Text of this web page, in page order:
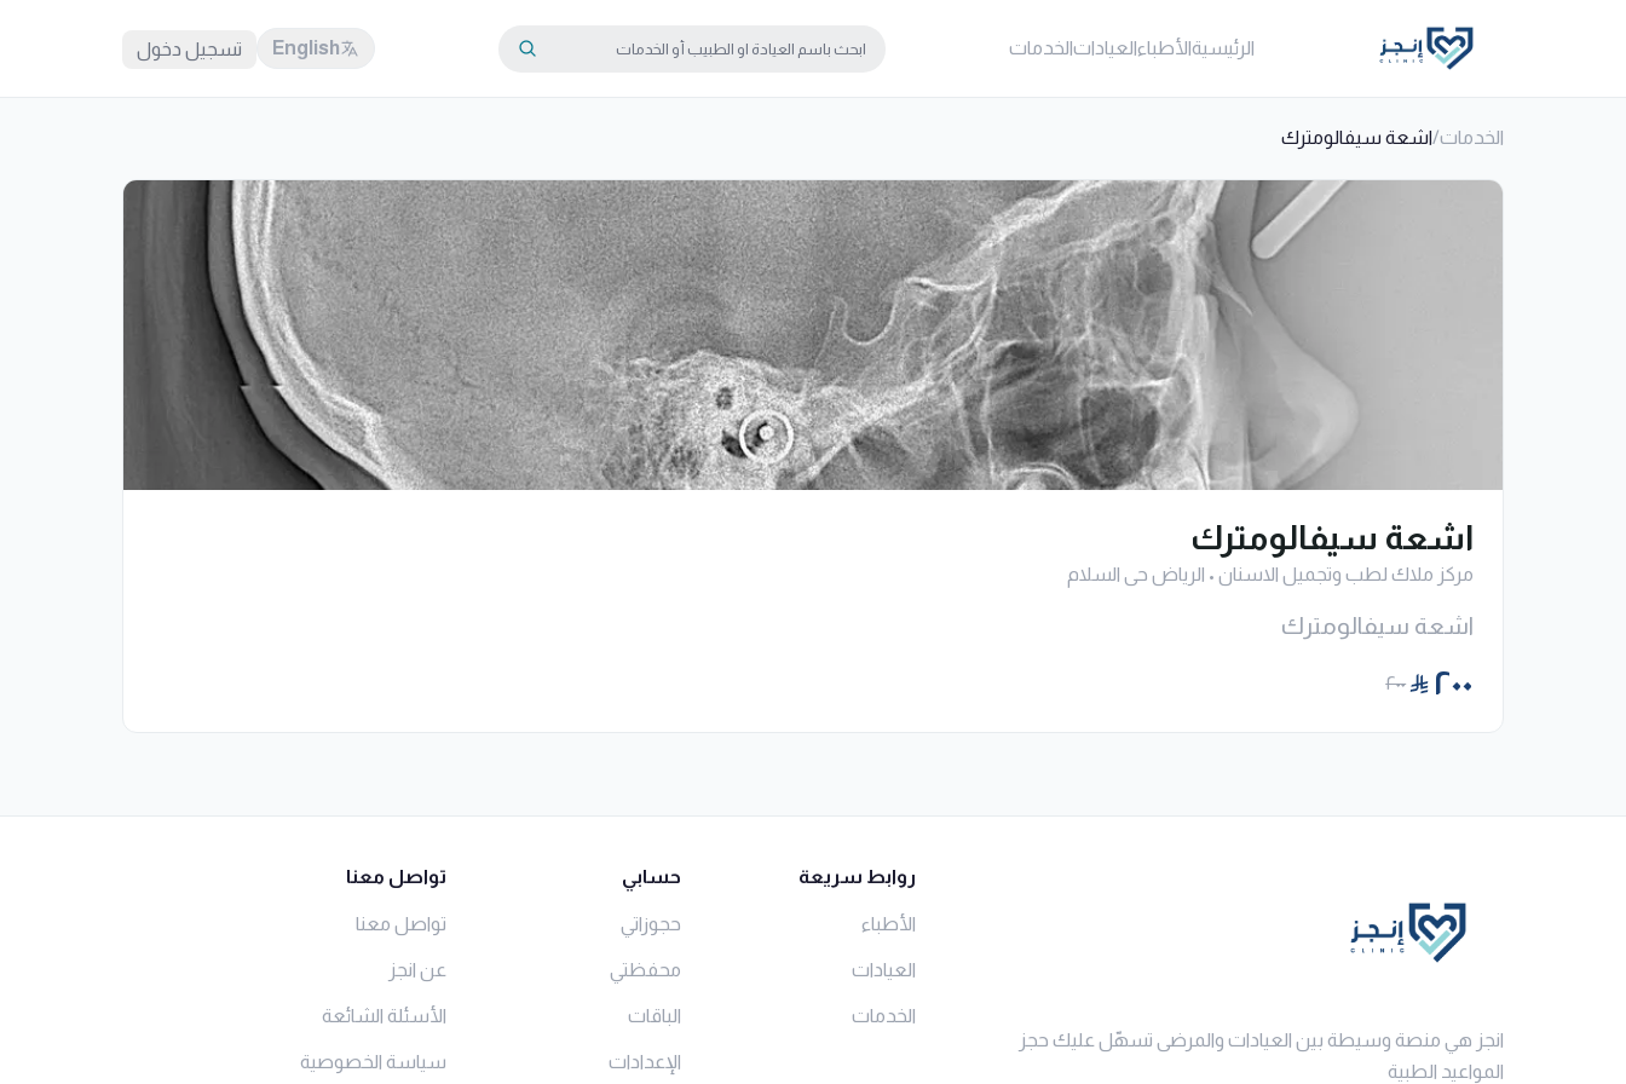
الرئيسيةالأطباءالعياداتالخدمات English تسجيل دخول
الخدمات/اشعة سيفالومترك
اشعة سيفالومترك
مركز ملاك لطب وتجميل الاسنان• الرياض حى السلام
اشعة سيفالومترك
٢٠٠ ٢٠٠
انجز هي منصة وسيطة بين العيادات والمرضى تسهّل عليك حجز
المواعيد الطبية
روابط سريعة
الأطباء
العيادات
الخدمات
حسابي
حجوزاتي
محفظتي
الباقات
الإعدادات
تواصل معنا
تواصل معنا
عن انجز
الأسئلة الشائعة
سياسة الخصوصية